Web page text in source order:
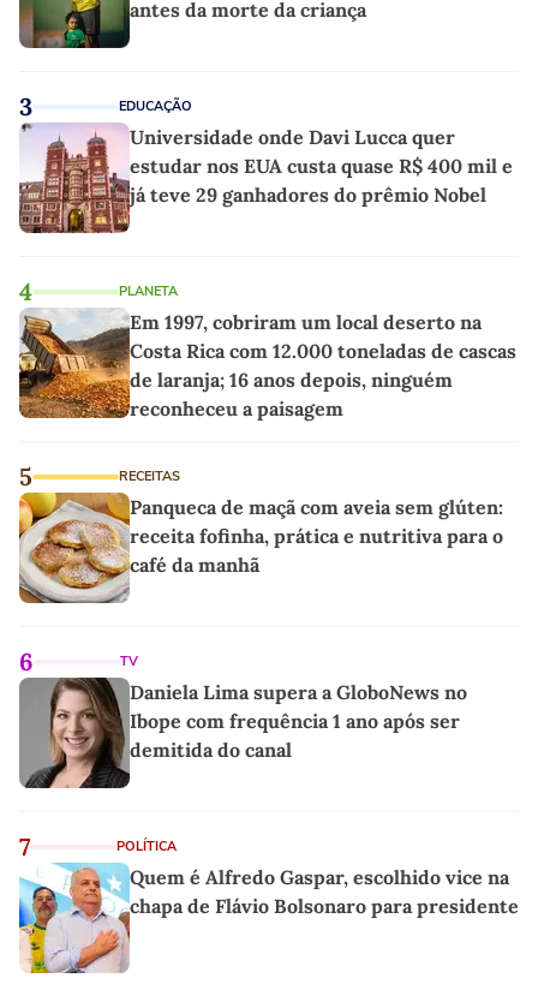
antes da morte da criança
3 EDUCAÇÃO
Universidade onde Davi Lucca quer
estudar nos EUA custa quase R$ 400 mil e
já teve 29 ganhadores do prêmio Nobel
4 PLANETA
Em 1997, cobriram um local deserto na
Costa Rica com 12.000 toneladas de cascas
de laranja; 16 anos depois, ninguém
reconheceu a paisagem
5 RECEITAS
Panqueca de maçã com aveia sem glúten:
receita fofinha, prática e nutritiva para o
café da manhã
6 TV
Daniela Lima supera a GloboNews no
Ibope com frequência 1 ano após ser
demitida do canal
7 POLÍTICA
Quem é Alfredo Gaspar, escolhido vice na
chapa de Flávio Bolsonaro para presidente